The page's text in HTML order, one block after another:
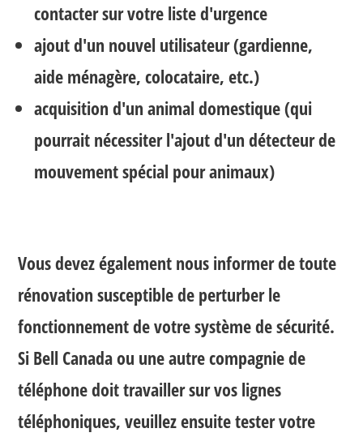
contacter sur votre liste d'urgence
ajout d'un nouvel utilisateur (gardienne,
aide ménagère, colocataire, etc.)
acquisition d'un animal domestique (qui
pourrait nécessiter l'ajout d'un détecteur de
mouvement spécial pour animaux)
Vous devez également nous informer de toute
rénovation susceptible de perturber le
fonctionnement de votre système de sécurité.
Si Bell Canada ou une autre compagnie de
téléphone doit travailler sur vos lignes
téléphoniques, veuillez ensuite tester votre